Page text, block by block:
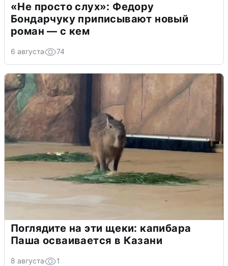
«Не просто слух»: Федору
Бондарчуку приписывают новый
роман — с кем
6 августа 74
Поглядите на эти щеки: капибара
Паша осваивается в Казани
8 августа 1